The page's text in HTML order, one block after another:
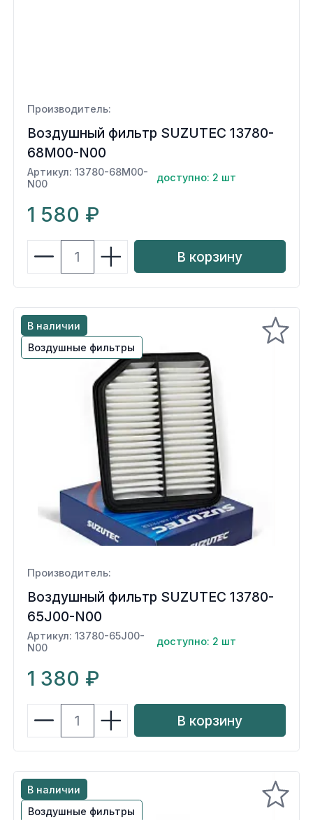
Производитель:
Воздушный фильтр SUZUTEC 13780-
68M00-N00
Артикул: 13780-68M00-
N00
доступно: 2 шт
1 580 ₽
В корзину
В наличии
Воздушные фильтры
Производитель:
Воздушный фильтр SUZUTEC 13780-
65J00-N00
Артикул: 13780-65J00-
N00
доступно: 2 шт
1 380 ₽
В корзину
В наличии
Воздушные фильтры